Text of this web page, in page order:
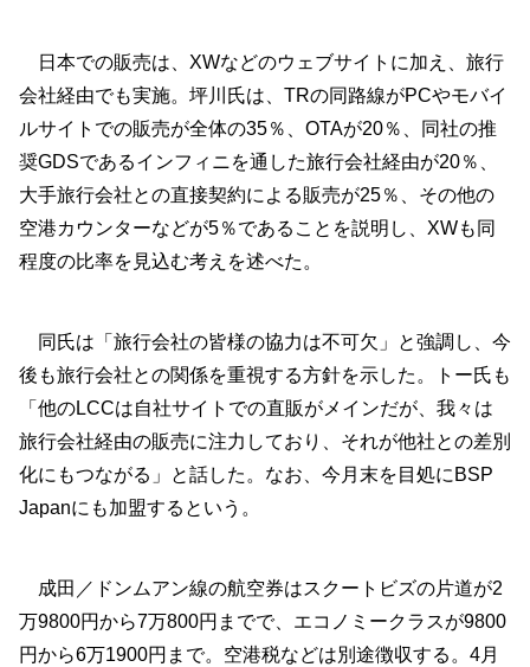
日本での販売は、XWなどのウェブサイトに加え、旅行
会社経由でも実施。坪川氏は、TRの同路線がPCやモバイ
ルサイトでの販売が全体の35％、OTAが20％、同社の推
奨GDSであるインフィニを通した旅行会社経由が20％、
大手旅行会社との直接契約による販売が25％、その他の
空港カウンターなどが5％であることを説明し、XWも同
程度の比率を見込む考えを述べた。
同氏は「旅行会社の皆様の協力は不可欠」と強調し、今
後も旅行会社との関係を重視する方針を示した。トー氏も
「他のLCCは自社サイトでの直販がメインだが、我々は
旅行会社経由の販売に注力しており、それが他社との差別
化にもつながる」と話した。なお、今月末を目処にBSP
Japanにも加盟するという。
成田／ドンムアン線の航空券はスクートビズの片道が2
万9800円から7万800円までで、エコノミークラスが9800
円から6万1900円まで。空港税などは別途徴収する。4月